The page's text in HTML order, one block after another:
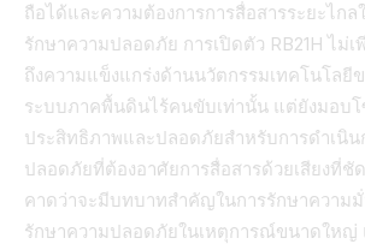
ถือได้และความต้องการการสื่อสารระยะไกล
รักษาความปลอดภัย การเปิดตัว RB21H ไม่
ถึงความแข็งแกร่งด้านนวัตกรรมเทคโนโลยี
ระบบภาคพื้นดินไร้คนขับเท่านั้น แต่ยังมอบ
ประสิทธิภาพและปลอดภัยสำหรับการดำเนิน
ปลอดภัยที่ต้องอาศัยการสื่อสารด้วยเสียงที่ชั
คาดว่าจะมีบทบาทสำคัญในการรักษาความมั่
รักษาความปลอดภัยในเหตุการณ์ขนาดใหญ่